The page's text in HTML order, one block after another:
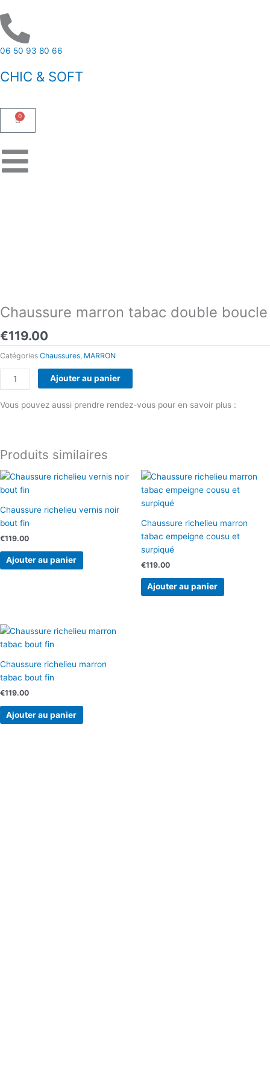
au
contenu
06 50 93 80 66
CHIC & SOFT
0
Panier
Chaussure marron tabac double boucle
€119.00
Catégories Chaussures MARRON
quantité
de
Chaussure
boucle
Ajouter au panier
Vous pouvez aussi prendre rendez-vous pour en savoir plus :
Produits similaires
Chaussure richelieu vernis noir
bout fin
€119.00
Ajouter au panier
Chaussure richelieu marron
tabac empeigne cousu et
surpiqué
€119.00
Ajouter au panier
Chaussure richelieu marron
tabac bout fin
€119.00
Ajouter au panier